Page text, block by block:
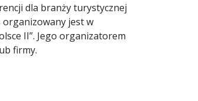
dla branży turystycznej
organizowany jest w
II”. Jego organizatorem
firmy.